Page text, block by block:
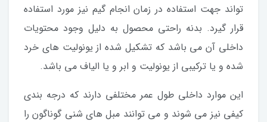
تواند جهت استفاده در زمان انجام گیم نیز مورد استفاده
قرار گیرد. بدنه راحتی محصول به دلیل وجود محتویات
داخلی آن می باشد که تشکیل شده از یونولیت های خرد
شده و یا ترکیبی از یونولیت و ابر و یا الیاف می باشد.
این موارد داخلی طول عمر مختلفی دارند که درجه بندی
کیفی نیز می شوند و می توانند مبل های شنی گوناگون را